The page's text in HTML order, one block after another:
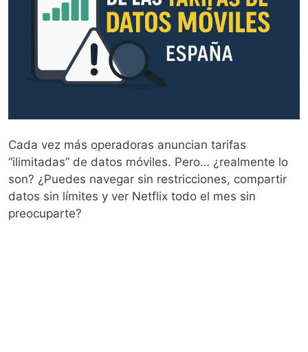
Cada vez más operadoras anuncian tarifas
“ilimitadas” de datos móviles. Pero… ¿realmente lo
son? ¿Puedes navegar sin restricciones, compartir
datos sin límites y ver Netflix todo el mes sin
preocuparte?